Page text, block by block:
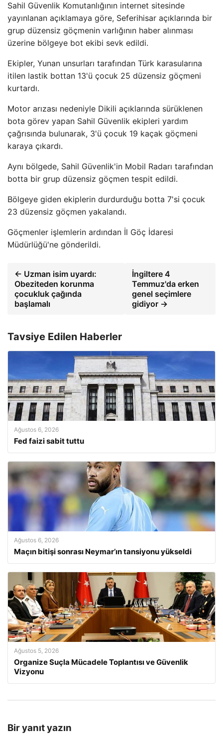
Sahil Güvenlik Komutanlığının internet sitesinde
yayınlanan açıklamaya göre, Seferihisar açıklarında bir
grup düzensiz göçmenin varlığının haber alınması
üzerine bölgeye bot ekibi sevk edildi.
Ekipler, Yunan unsurları tarafından Türk karasularına
itilen lastik bottan 13'ü çocuk 25 düzensiz göçmeni
kurtardı.
Motor arızası nedeniyle Dikili açıklarında sürüklenen
bota görev yapan Sahil Güvenlik ekipleri yardım
çağrısında bulunarak, 3'ü çocuk 19 kaçak göçmeni
karaya çıkardı.
Aynı bölgede, Sahil Güvenlik'in Mobil Radarı tarafından
botta bir grup düzensiz göçmen tespit edildi.
Bölgeye giden ekiplerin durdurduğu botta 7'si çocuk
23 düzensiz göçmen yakalandı.
Göçmenler işlemlerin ardından İl Göç İdaresi
Müdürlüğü'ne gönderildi.
← Uzman isim uyardı:
Obeziteden korunma
çocukluk çağında
başlamalı
İngiltere 4
Temmuz'da erken
genel seçimlere
gidiyor →
Tavsiye Edilen Haberler
Ağustos 6, 2026
Fed faizi sabit tuttu
Ağustos 6, 2026
Maçın bitişi sonrası Neymar’ın tansiyonu yükseldi
Ağustos 5, 2026
Organize Suçla Mücadele Toplantısı ve Güvenlik
Vizyonu
Bir yanıt yazın